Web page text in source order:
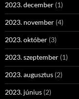
2023. december (1)
2023. november (4)
2023. október (3)
2023. szeptember (1)
2023. augusztus (2)
2023. június (2)